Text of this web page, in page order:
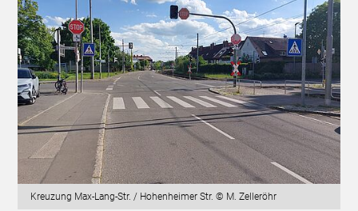
Kreuzung Max-Lang-Str. / Hohenheimer Str. © M. Zelleröhr